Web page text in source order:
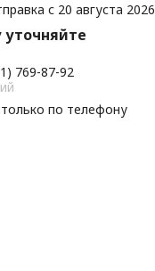
с 20 августа 2026
уточняйте
769-87-92
только по телефону